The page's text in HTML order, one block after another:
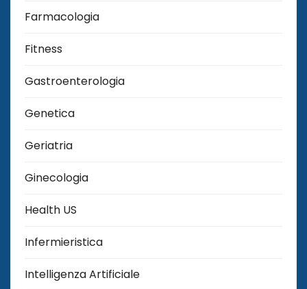
Farmacologia
Fitness
Gastroenterologia
Genetica
Geriatria
Ginecologia
Health US
Infermieristica
Intelligenza Artificiale